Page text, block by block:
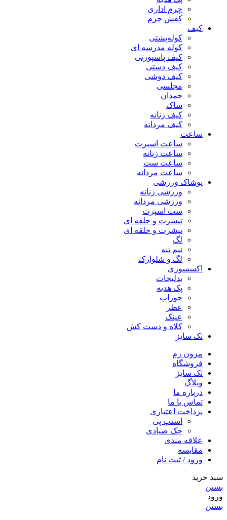
چرم اداری
کفش چرم
کیف
کوله‌پشتی
کوله مدرسه ای
کیف پاسپورتی
کیف دستی
کیف دوشی
مجلسی
چمدان
ساک
کیف زنانه
کیف مردانه
ساعت
ساعت اسپرت
ساعت زنانه
ساعت ست
ساعت مردانه
پوشاک ورزشی
ورزشی زنانه
ورزشی مردانه
ست اسپرت
تیشرت و حلقه ای
تیشرت و حلقه ای
لگ
نیم تنه
لگ و شلوارک
اکسسوری
بدلیجات
پک هدیه
جوراب
عطر
عینک
کلاه و دست کش
تک سایز
مزون رم
فروشگاه
تک سایز
وبلاگ
درباره ما
تماس با ما
پرداخت اعتباری
اسنپ پی
چک صیادی
علاقه مندی
مقايسه
ورود / ثبت نام
سبد خرید
بستن
ورود
بستن